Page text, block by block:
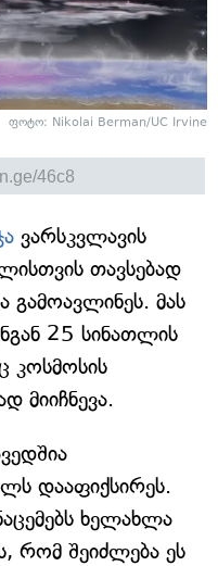
ფოტო: Nikolai Berman/UC Irvine
ვარსკვლავის
თავსებად
გამოავლინეს. მას
25 სინათლის
კოსმოსის
მიიჩნევა.
დააფიქსირეს.
ხელახლა
რომ შეიძლება ეს